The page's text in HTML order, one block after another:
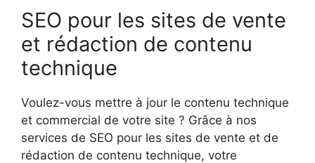
SEO pour les sites de vente
et rédaction de contenu
technique
Voulez-vous mettre à jour le contenu technique
et commercial de votre site ? Grâce à nos
services de SEO pour les sites de vente et de
rédaction de contenu technique, votre